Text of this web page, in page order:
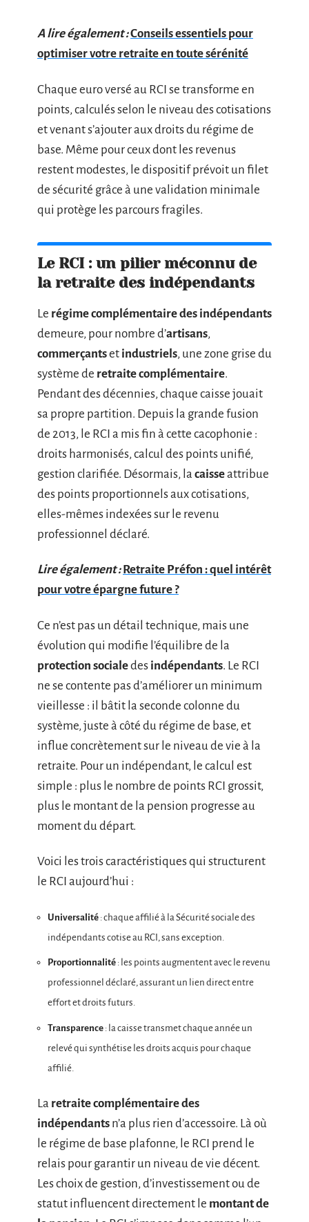
A lire également :Conseils essentiels pour
optimiser votre retraite en toute sérénité
Chaque euro versé au RCI se transforme en
points, calculés selon le niveau des cotisations
et venant s’ajouter aux droits du régime de
base. Même pour ceux dont les revenus
restent modestes, le dispositif prévoit un filet
de sécurité grâce à une validation minimale
qui protège les parcours fragiles.
Le RCI : un pilier méconnu de
la retraite des indépendants
Le régime complémentaire des indépendants
demeure, pour nombre d’artisans,
commerçantset industriels, une zone grise du
système de retraite complémentaire.
Pendant des décennies, chaque caisse jouait
sa propre partition. Depuis la grande fusion
de 2013, le RCI a mis fin à cette cacophonie :
droits harmonisés, calcul des points unifié,
gestion clarifiée. Désormais, la caisseattribue
des points proportionnels aux cotisations,
elles-mêmes indexées sur le revenu
professionnel déclaré.
Lire également : Retraite Préfon : quel intérêt
pour votre épargne future ?
Ce n’est pas un détail technique, mais une
évolution qui modifie l’équilibre de la
protection socialedes indépendants. Le RCI
ne se contente pas d’améliorer un minimum
vieillesse : il bâtit la seconde colonne du
système, juste à côté du régime de base, et
influe concrètement sur le niveau de vie à la
retraite. Pour un indépendant, le calcul est
simple : plus le nombre de points RCI grossit,
plus le montant de la pension progresse au
moment du départ.
Voici les trois caractéristiques qui structurent
le RCI aujourd’hui :
Universalité : chaque affilié à la Sécurité sociale des
indépendants cotise au RCI, sans exception.
Proportionnalité : les points augmentent avec le revenu
professionnel déclaré, assurant un lien direct entre
effort et droits futurs.
Transparence : la caisse transmet chaque année un
relevé qui synthétise les droits acquis pour chaque
affilié.
La retraite complémentaire des
indépendants n’a plus rien d’accessoire. Là où
le régime de base plafonne, le RCI prend le
relais pour garantir un niveau de vie décent.
Les choix de gestion, d’investissement ou de
statut influencent directement le montant de